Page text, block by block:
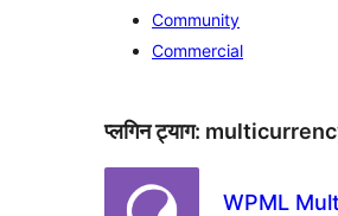
Community
Commercial
प्लगिन ट्याग:
WPML